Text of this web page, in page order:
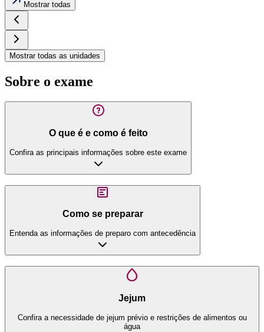
Mostrar todas
Mostrar todas as unidades
Sobre o exame
O que é e como é feito
Confira as principais informações sobre este exame
Como se preparar
Entenda as informações de preparo com antecedência
Jejum
Confira a necessidade de jejum prévio e restrições de alimentos ou
água